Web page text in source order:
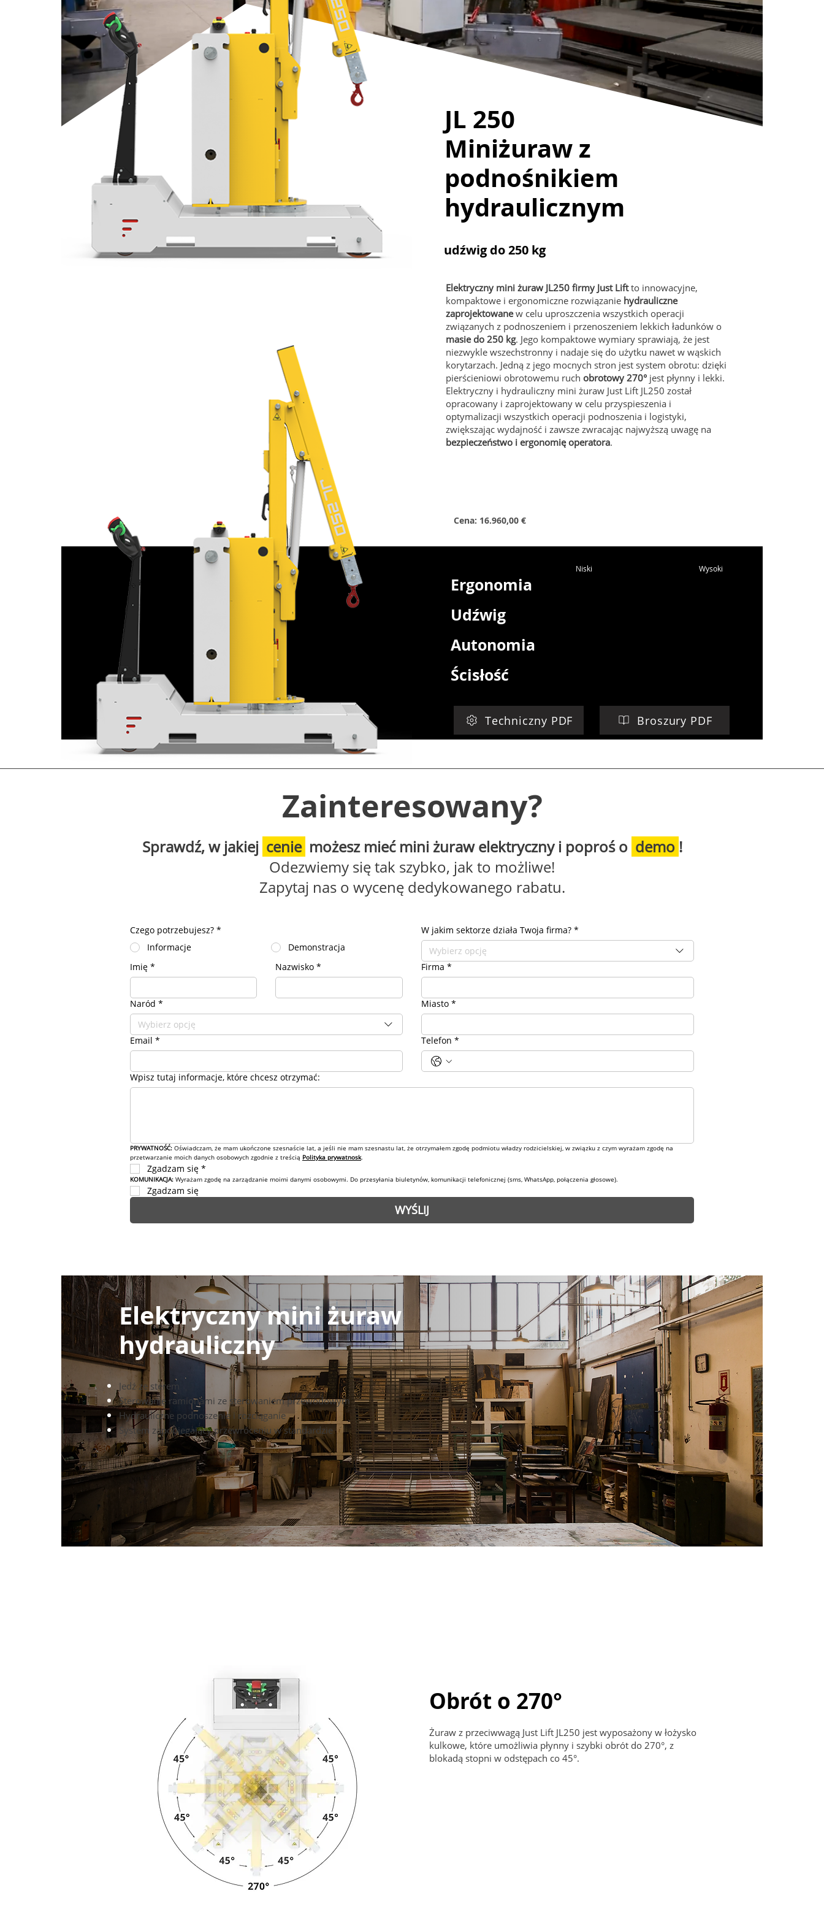
JL 250
Miniżuraw z
podnośnikiem
hydraulicznym
udźwig do 250 kg
Elektryczny mini żuraw JL250 firmy Just Liftto innowacyjne,
kompaktowe i ergonomiczne rozwiązanie hydrauliczne
zaprojektowanew celu uproszczenia wszystkich operacji
związanych z podnoszeniem i przenoszeniem lekkich ładunków o
masie do 250 kg. Jego kompaktowe wymiary sprawiają, że jest
niezwykle wszechstronny i nadaje się do użytku nawet w wąskich
korytarzach. Jedną z jego mocnych stron jest system obrotu: dzięki
pierścieniowi obrotowemu ruch obrotowy 270° jest płynny i lekki.
Elektryczny i hydrauliczny mini żuraw Just Lift JL250 został
opracowany i zaprojektowany w celu przyspieszenia i
optymalizacji wszystkich operacji podnoszenia i logistyki,
zwiększając wydajność i zawsze zwracając najwyższą uwagę na
bezpieczeństwo i ergonomię operatora.
Cena: 16.960,00 €
Niski Wysoki
Ergonomia
Udźwig
Autonomia
Ścisłość
Techniczny PDF Broszury PDF
Zainteresowany?
Sprawdź, w jakiej cenie możesz mieć mini żuraw elektryczny i poproś o demo !
Odezwiemy się tak szybko, jak to możliwe!
Zapytaj nas o wycenę dedykowanego rabatu.
Czego potrzebujesz? *
Informacje
Demonstracja
W jakim sektorze działa Twoja firma? *
Wybierz opcję
Imię * Nazwisko * Firma *
Naród *
Wybierz opcję
Miasto *
Email * Telefon *
Wpisz tutaj informacje, które chcesz otrzymać:
PRYWATNOŚĆ: Oświadczam, że mam ukończone szesnaście lat, a jeśli nie mam szesnastu lat, że otrzymałem zgodę podmiotu władzy rodzicielskiej, w związku z czym wyrażam zgodę na
przetwarzanie moich danych osobowych zgodnie z treścią Polityka prywatnosk.
Zgadzam się *
KOMUNIKACJA: Wyrażam zgodę na zarządzanie moimi danymi osobowymi. Do przesyłania biuletynów, komunikacji telefonicznej (sms, WhatsApp, połączenia głosowe).
Zgadzam się
WYŚLIJ
Żuraw z przeciwwagą Just Lift JL250 jest wyposażony w łożysko
kulkowe, które umożliwia płynny i szybki obrót do 270°, z
blokadą stopni w odstępach co 45°.
Obrót o 270°
Elektryczny mini żuraw
hydrauliczny
Jedź ze sterem
Sterowanie ramionami ze sterowaniem przewodowym
Hydrauliczne podnoszenie i rozciąganie
System zapobiegający przewróceniu w standardzie